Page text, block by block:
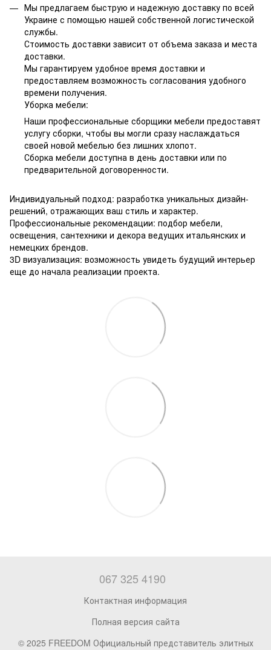
Мы предлагаем быструю и надежную доставку по всей
Украине с помощью нашей собственной логистической
службы.
Стоимость доставки зависит от объема заказа и места
доставки.
Мы гарантируем удобное время доставки и
предоставляем возможность согласования удобного
времени получения.
Уборка мебели:
Наши профессиональные сборщики мебели предоставят
услугу сборки, чтобы вы могли сразу наслаждаться
своей новой мебелью без лишних хлопот.
Сборка мебели доступна в день доставки или по
предварительной договоренности.
Индивидуальный подход: разработка уникальных дизайн-
решений, отражающих ваш стиль и характер.
Профессиональные рекомендации: подбор мебели,
освещения, сантехники и декора ведущих итальянских и
немецких брендов.
3D визуализация: возможность увидеть будущий интерьер
еще до начала реализации проекта.
067 325 4190
Контактная информация
Полная версия сайта
© 2025 FREEDOM Официальный представитель элитных